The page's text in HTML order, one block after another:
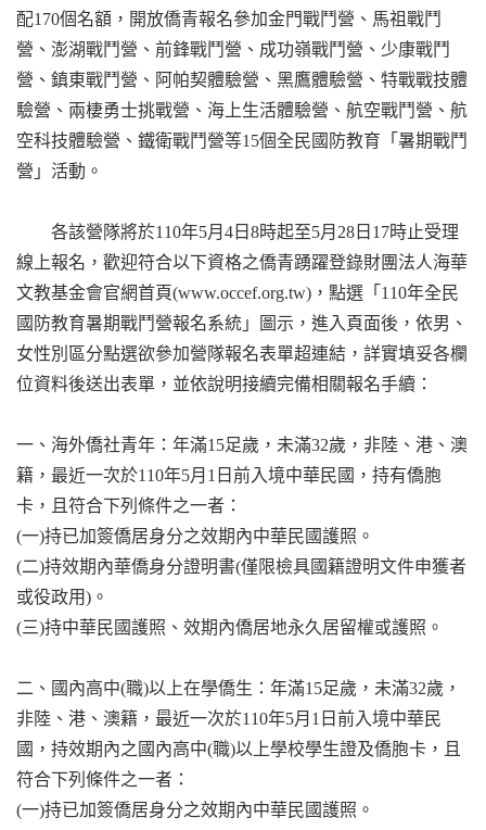
配170個名額，開放僑青報名參加金門戰鬥營、馬祖戰鬥
營、澎湖戰鬥營、前鋒戰鬥營、成功嶺戰鬥營、少康戰鬥
營、鎮東戰鬥營、阿帕契體驗營、黑鷹體驗營、特戰戰技體
驗營、兩棲勇士挑戰營、海上生活體驗營、航空戰鬥營、航
空科技體驗營、鐵衛戰鬥營等1 5個全民國防教育「暑期戰鬥
營」活動。
各該營隊將於110年5月 4 日 8時起至5月 28 日 17時止受理
線上報名，歡迎符合以下資格之僑青踴躍登錄財團法人海華
文教基金會官網首頁(www.occef.org.tw) ，點選「 110年全民
國防教育暑期戰鬥營報名系統」圖示，進入頁面後，依男、
女性別區分點選欲參加營隊報名表單超連結，詳實填妥各欄
位資料後送出表單 ，並依說明接續完備相關報名手續：
一、 海外僑社青年：年滿15足歲，未滿32歲， 非陸、港、澳
籍， 最近一次於110年5月 1 日前入境中華民國，持有僑胞
卡，且符合下列條件之一者：
(一)持已加簽僑居身分之效期內中華民國護照。
(二)持效期內華僑身分證明書(僅限檢具國籍證明文件申獲者
或役政用) 。
(三)持中華民國護照、效期內僑居地永久居留權或護照。
二、國內高中(職)以上在學僑生：年滿15足歲，未滿32歲，
非陸、港、澳籍，最近一次於110年5月 1 日前入境中華民
國，持效期內之國內高中(職)以上學校學生證及僑胞卡，且
符合下列條件之一者：
(一)持已加簽僑居身分之效期內中華民國護照。